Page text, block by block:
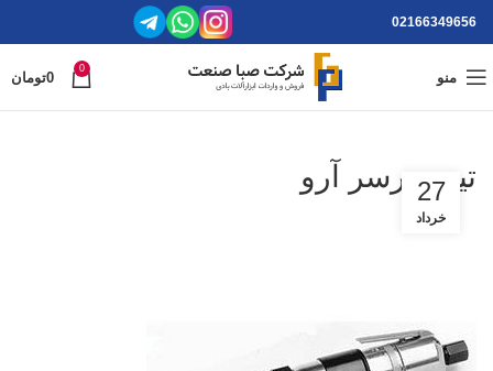
02166349656
منو
0
0تومان
تیپ درسر آرو
27
خرداد